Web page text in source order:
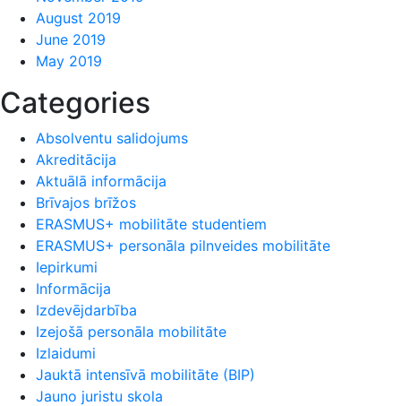
August 2019
June 2019
May 2019
Categories
Absolventu salidojums
Akreditācija
Aktuālā informācija
Brīvajos brīžos
ERASMUS+ mobilitāte studentiem
ERASMUS+ personāla pilnveides mobilitāte
Iepirkumi
Informācija
Izdevējdarbība
Izejošā personāla mobilitāte
Izlaidumi
Jauktā intensīvā mobilitāte (BIP)
Jauno juristu skola